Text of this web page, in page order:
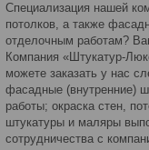
Специализация нашей
потолков, а также
отделочным работам?
Компания «Штукатур-
можете заказать у нас
фасадные (внутренние)
работы; окраска стен,
штукатуры и маляры
сотрудничества с